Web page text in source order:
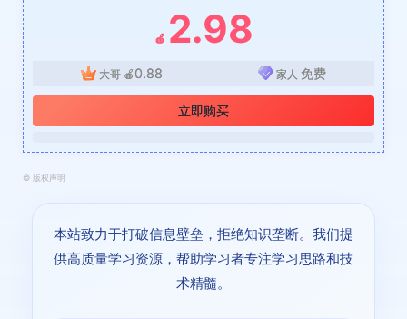
🍎 2.98
大哥 🍎0.88 家人 免费
立即购买
© 版权声明
本站致力于打破信息壁垒，拒绝知识垄断。我们提
供高质量学习资源，帮助学习者专注学习思路和技
术精髓。